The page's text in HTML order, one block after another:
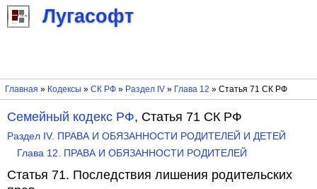
Лугасофт
Главная » Кодексы » СК РФ» Раздел IV» Глава 12 » Статья 71 СК РФ
Семейный кодекс РФ, Статья 71 СК РФ
Раздел IV. ПРАВА И ОБЯЗАННОСТИ РОДИТЕЛЕЙ И ДЕТЕЙ
Глава 12. ПРАВА И ОБЯЗАННОСТИ РОДИТЕЛЕЙ
Статья 71. Последствия лишения родительских